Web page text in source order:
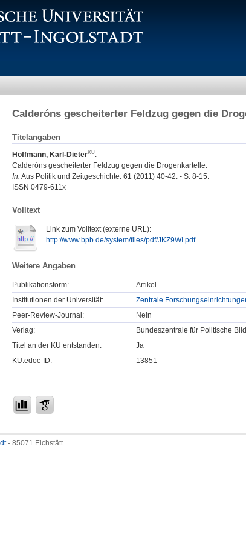
Calderóns gescheiterter Feldzug gegen die
Titelangaben
Hoffmann, Karl-Dieter
:
Calderóns gescheiterter Feldzug gegen die Drogenkartelle.
In:Aus Politik und Zeitgeschichte. 61 (2011) 40-42. - S. 8-15.
ISSN 0479-611x
Volltext
Link zum Volltext (externe URL):
http://www.bpb.de/system/files/pdf/JKZ9WI.pdf
Weitere Angaben
Publikationsform:
Artikel
Institutionen der Universität:
Zentrale
Peer-Review-Journal:
Nein
Verlag:
Bundeszentrale für Politische
Titel an der KU entstanden:
Ja
KU.edoc-ID:
13851
- 85071 Eichstätt